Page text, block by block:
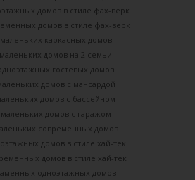
домов в стиле фах-верк
домов в стиле фах-верк
каркасных домов
домов на 2 семьи
гостевых домов
домов с мансардой
домов с бассейном
домов с гаражом
современных домов
домов в стиле хай-тек
домов в стиле хай-тек
одноэтажных домов